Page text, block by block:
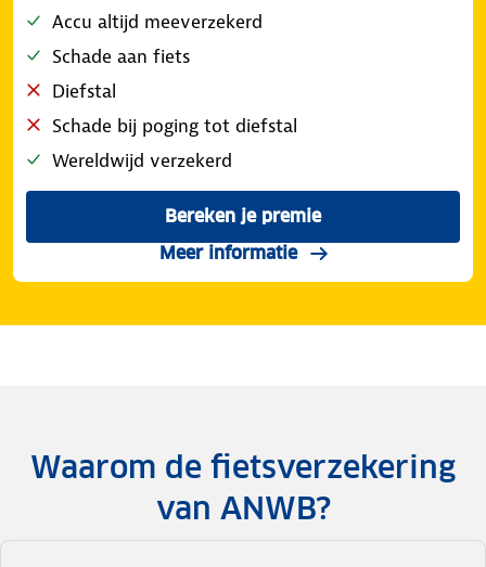
Accu altijd meeverzekerd
Schade aan fiets
Diefstal
Schade bij poging tot diefstal
Wereldwijd verzekerd
Bereken je premie
voor de ANWB
Meer informatieover de dekking
Waarom de fietsverzekering
van ANWB?